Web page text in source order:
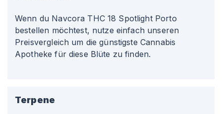
Wenn du Navcora THC 18 Spotlight Porto
bestellen möchtest, nutze einfach unseren
Preisvergleich um die günstigste Cannabis
Apotheke für diese Blüte zu finden.
Terpene